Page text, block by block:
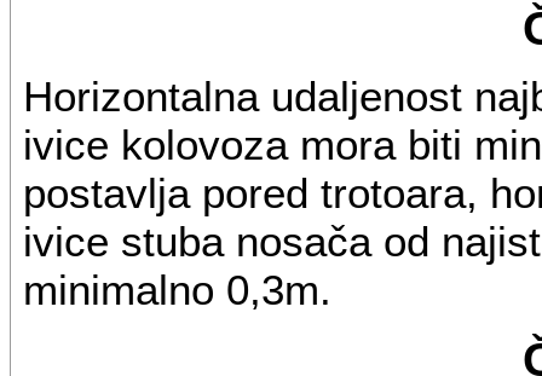
Horizontalna udaljenost
ivice kolovoza mora biti
postavlja pored trotoara,
ivice stuba nosača od
minimalno 0,3m.